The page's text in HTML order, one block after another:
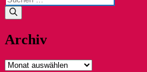
nach:
Archiv
Archiv